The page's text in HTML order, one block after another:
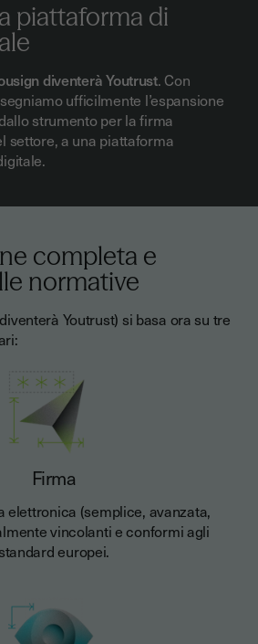
piattaforma di
diventerà Youtrust. Con
ufficilmente l’espansione
strumento per la firma
settore, a una piattaforma
completa e
normative
Youtrust) si basa ora su tre
Firma
elettronica (semplice, avanzata,
vincolanti e conformi agli
standard europei.